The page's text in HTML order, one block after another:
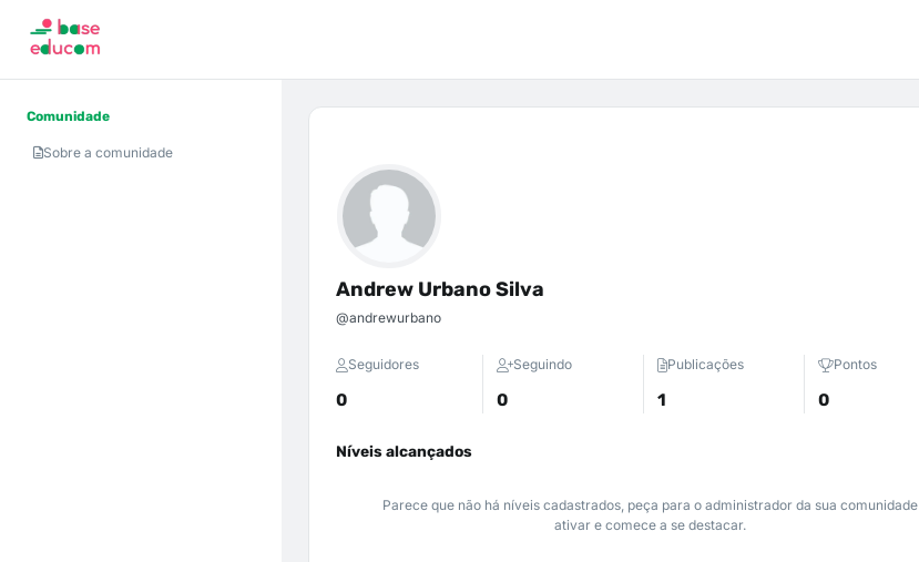
Comunidade
Sobre a comunidade
Andrew Urbano Silva
@andrewurbano
Seguidores
0
Seguindo
0
Publicações
1
Pontos
0
Níveis alcançados
Parece que não há níveis cadastrados, peça para o administrador da sua comunidade
ativar e comece a se destacar.